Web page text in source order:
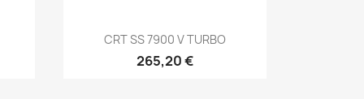
Aperçu rapide
CRT SS 7900 V TURBO
265,20 €